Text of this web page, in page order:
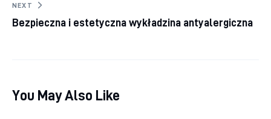
NEXT
Bezpieczna i estetyczna wykładzina antyalergiczna
You May Also Like